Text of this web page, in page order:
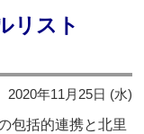
リスト
2020年11月25日 (水)
包括的連携と北里